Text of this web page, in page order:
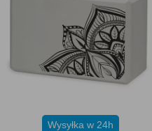
Wysyłka w 24h